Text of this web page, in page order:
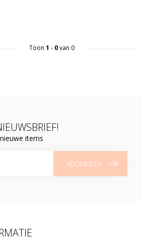
Toon 1 - 0van 0
items
ABONNEER